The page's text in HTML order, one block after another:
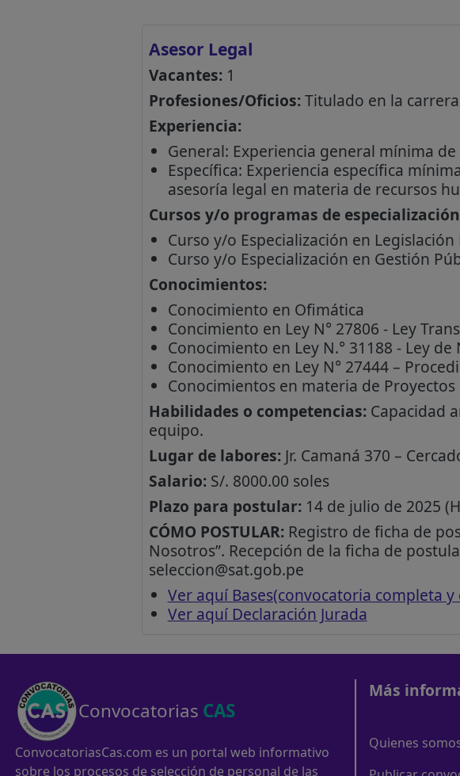
Asesor Legal
Vacantes:1
Profesiones/Oficios:Titulado en la
Experiencia:
General: Experiencia general mínima
Específica: Experiencia específica
asesoría legal en materia de recursos
Cursos y/o programas de
Curso y/o Especialización en
Curso y/o Especialización en Gestión
Conocimientos:
Conocimiento en Ofimática
Concimiento en Ley N° 27806 - Ley
Conocimiento en Ley N.° 31188 - Ley
Conocimiento en Ley N° 27444 –
Conocimientos en materia de
Habilidades o competencias:Capacidad
equipo.
Lugar de labores:Jr. Camaná 370 –
Salario:S/. 8000.00 soles
Plazo para postular:14 de julio de 2025
CÓMO POSTULAR:Registro de ficha de
Nosotros”. Recepción de la ficha de
seleccion@sat.gob.pe
Ver aquí Bases(convocatoria completa
Ver aquí Declaración Jurada
Convocatorias CAS
ConvocatoriasCas.com es un portal web informativo
sobre los procesos de selección de personal de las
Más
Quienes